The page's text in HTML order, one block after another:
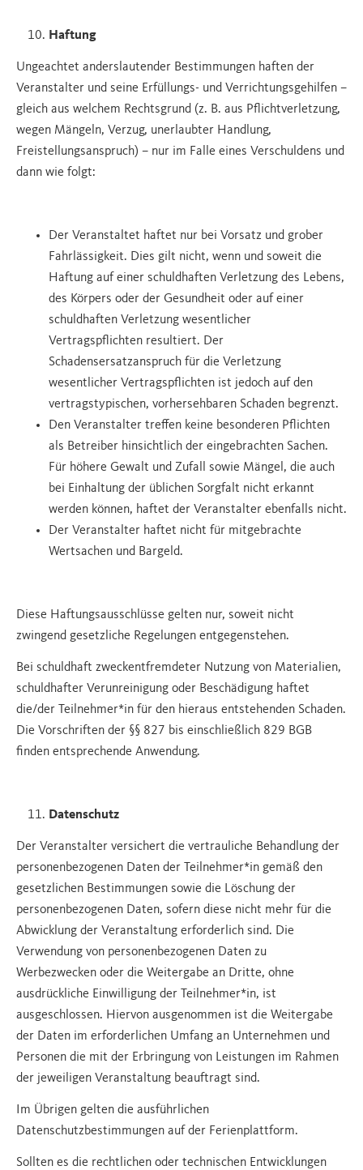
Haftung
Ungeachtet anderslautender Bestimmungen haften der
Veranstalter und seine Erfüllungs- und Verrichtungsgehilfen –
gleich aus welchem Rechtsgrund (z. B. aus Pflichtverletzung,
wegen Mängeln, Verzug, unerlaubter Handlung,
Freistellungsanspruch) – nur im Falle eines Verschuldens und
dann wie folgt:
Der Veranstaltet haftet nur bei Vorsatz und grober
Fahrlässigkeit. Dies gilt nicht, wenn und soweit die
Haftung auf einer schuldhaften Verletzung des Lebens,
des Körpers oder der Gesundheit oder auf einer
schuldhaften Verletzung wesentlicher
Vertragspflichten resultiert. Der
Schadensersatzanspruch für die Verletzung
wesentlicher Vertragspflichten ist jedoch auf den
vertragstypischen, vorhersehbaren Schaden begrenzt.
Den Veranstalter treffen keine besonderen Pflichten
als Betreiber hinsichtlich der eingebrachten Sachen.
Für höhere Gewalt und Zufall sowie Mängel, die auch
bei Einhaltung der üblichen Sorgfalt nicht erkannt
werden können, haftet der Veranstalter ebenfalls nicht.
Der Veranstalter haftet nicht für mitgebrachte
Wertsachen und Bargeld.
Diese Haftungsausschlüsse gelten nur, soweit nicht
zwingend gesetzliche Regelungen entgegenstehen.
Bei schuldhaft zweckentfremdeter Nutzung von Materialien,
schuldhafter Verunreinigung oder Beschädigung haftet
die/der Teilnehmer*in für den hieraus entstehenden Schaden.
Die Vorschriften der §§ 827 bis einschließlich 829 BGB
finden entsprechende Anwendung.
Datenschutz
Der Veranstalter versichert die vertrauliche Behandlung der
personenbezogenen Daten der Teilnehmer*in gemäß den
gesetzlichen Bestimmungen sowie die Löschung der
personenbezogenen Daten, sofern diese nicht mehr für die
Abwicklung der Veranstaltung erforderlich sind. Die
Verwendung von personenbezogenen Daten zu
Werbezwecken oder die Weitergabe an Dritte, ohne
ausdrückliche Einwilligung der Teilnehmer*in, ist
ausgeschlossen. Hiervon ausgenommen ist die Weitergabe
der Daten im erforderlichen Umfang an Unternehmen und
Personen die mit der Erbringung von Leistungen im Rahmen
der jeweiligen Veranstaltung beauftragt sind.
Im Übrigen gelten die ausführlichen
Datenschutzbestimmungen auf der Ferienplattform.
Sollten es die rechtlichen oder technischen Entwicklungen